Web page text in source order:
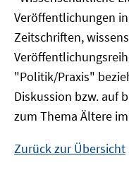
Veröffentlichungen
Zeitschriften,
"Politik/Praxis"
Diskussion bzw. auf
zum Thema Ältere
Zurück zur Übersicht